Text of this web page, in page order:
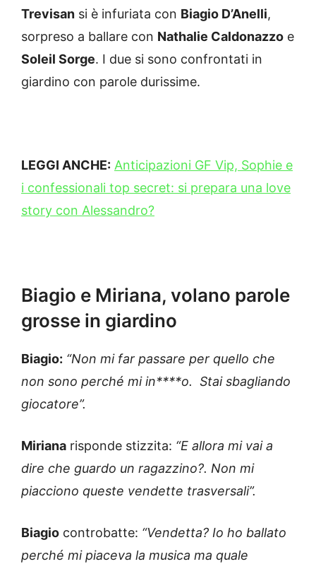
Trevisan si è infuriata con Biagio D’Anelli,
sorpreso a ballare con Nathalie Caldonazzo e
Soleil Sorge. I due si sono confrontati in
giardino con parole durissime.
LEGGI ANCHE: Anticipazioni GF Vip, Sophie e
i confessionali top secret: si prepara una love
story con Alessandro?
Biagio e Miriana, volano parole
grosse in giardino
Biagio: “Non mi far passare per quello che
non sono perché mi in****o. Stai sbagliando
giocatore”.
Miriana risponde stizzita: “E allora mi vai a
dire che guardo un ragazzino?. Non mi
piacciono queste vendette trasversali”.
Biagio controbatte: “Vendetta? Io ho ballato
perché mi piaceva la musica ma quale